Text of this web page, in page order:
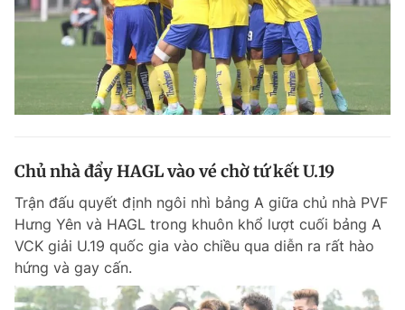
Chủ nhà đẩy HAGL vào vé chờ tứ kết U.19
Trận đấu quyết định ngôi nhì bảng A giữa chủ nhà PVF
Hưng Yên và HAGL trong khuôn khổ lượt cuối bảng A
VCK giải U.19 quốc gia vào chiều qua diễn ra rất hào
hứng và gay cấn.